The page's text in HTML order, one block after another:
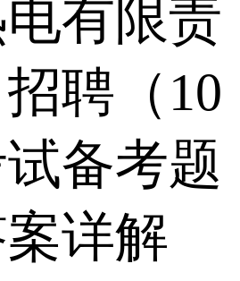
有限责
聘（10
备考题
详解